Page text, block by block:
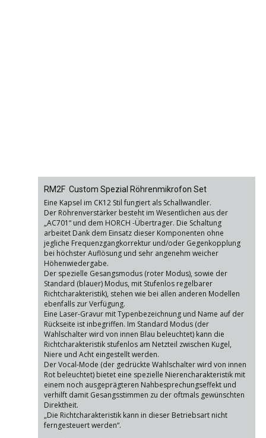
RM2F Custom Spezial Röhrenmikrofon Set
Eine Kapsel im CK12 Stil fungiert als Schallwandler.
Der Röhrenverstärker besteht im Wesentlichen aus der
„AC701“ und dem HORCH -Übertrager. Die Schaltung
arbeitet Dank dem Einsatz dieser Komponenten ohne
jegliche Frequenzgangkorrektur und/oder Gegenkopplung
bei höchster Auflösung und sehr angenehm weicher
Höhenwiedergabe.
Der spezielle Gesangsmodus (roter Modus), sowie der
Standard (blauer) Modus, mit Stufenlos regelbarer
Richtcharakteristik), stehen wie bei allen anderen Modellen
ebenfalls zur Verfügung.
Eine Laser-Gravur mit Typenbezeichnung und Name auf der
Rückseite ist inbegriffen. Im Standard Modus (der
Wahlschalter wird von innen Blau beleuchtet) kann die
Richtcharakteristik stufenlos am Netzteil zwischen Kugel,
Niere und Acht eingestellt werden.
Der Vocal-Mode (der gedrückte Wahlschalter wird von innen
Rot beleuchtet) bietet eine spezielle Nierencharakteristik mit
einem noch ausgeprägteren Nahbesprechungseffekt und
verhilft damit Gesangsstimmen zu der oftmals gewünschten
Direktheit.
„Die Richtcharakteristik kann in dieser Betriebsart nicht
ferngesteuert werden“.